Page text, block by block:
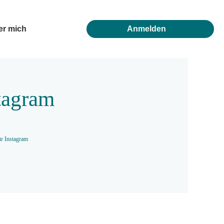
mich Anmelden
Instagram